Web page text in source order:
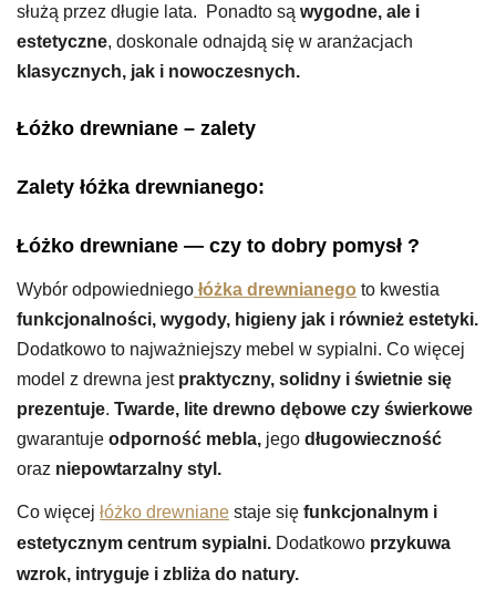
służą przez długie lata. Ponadto są wygodne, ale i
estetyczne, doskonale odnajdą się w aranżacjach
klasycznych, jak i nowoczesnych.
Łóżko drewniane – zalety
Zalety łóżka drewnianego:
Łóżko drewniane — czy to dobry pomysł ?
Wybór odpowiedniego łóżka drewnianego to kwestia
funkcjonalności, wygody, higieny jak i również estetyki.
Dodatkowo to najważniejszy mebel w sypialni. Co więcej
model z drewna jestpraktyczny, solidny i świetnie się
prezentuje. Twarde, lite drewno dębowe czy świerkowe
gwarantuje odporność mebla, jego długowieczność
oraz niepowtarzalny styl.
Co więcej łóżko drewniane staje się funkcjonalnym i
estetycznym centrum sypialni. Dodatkowo przykuwa
wzrok, intryguje i zbliża do natury.